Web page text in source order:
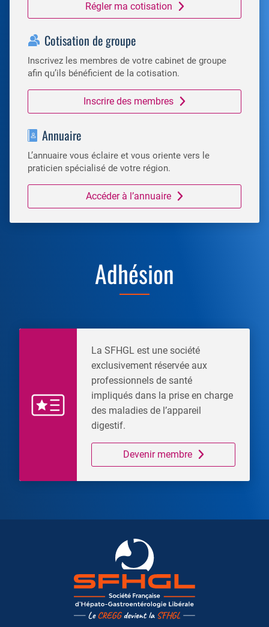
Régler ma cotisation
Cotisation de groupe
Inscrivez les membres de votre cabinet de groupe
afin qu’ils bénéficient de la cotisation.
Inscrire des membres
Annuaire
L’annuaire vous éclaire et vous oriente vers le
praticien spécialisé de votre région.
Accéder à l’annuaire
Adhésion
La SFHGL est une société
exclusivement réservée aux
professionnels de santé
impliqués dans la prise en charge
des maladies de l’appareil
digestif.
Devenir membre